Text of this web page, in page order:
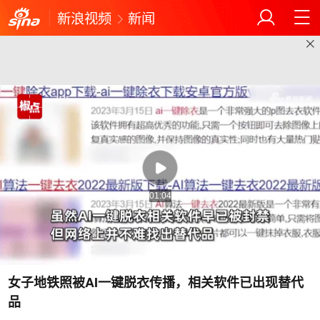
新浪视频 新闻
01:04
女子地铁照被AI一键脱衣传播，相关软件已出现替代
品